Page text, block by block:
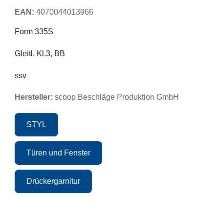
EAN: 4070044013966
Form 335S
Gleitl. Kl.3, BB
ssv
Hersteller: scoop Beschläge Produktion GmbH
STYL
Türen und Fenster
Drückergarnitur